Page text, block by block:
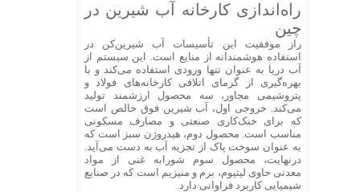
راه‌اندازی کارخانه آب شیرین در
چین
راز موفقیت این تأسیسات آب شیرین‌کن در
استفاده هوشمندانه از منابع است. این سیستم از
آب دریا به عنوان تنها ورودی استفاده می‌کند و با
بهره‌گیری از گرمای اتلافی کارخانه‌های فولاد و
پتروشیمی مجاور، سه محصول ارزشمند تولید
می‌کند. خروجی اول، آب شیرین فوق خالص است
که برای خنک‌کاری صنعتی و مصارف مسکونی
مناسب است. محصول دوم، هیدروژن سبز است که
به عنوان سوخت پاک از تجزیه آب به دست می‌آید.
درنهایت، محصول سوم شورابه غنی از مواد
معدنی حاوی لیتیوم، برم و منیزیم است که در صنایع
شیمیایی کاربرد فراوانی دارد.